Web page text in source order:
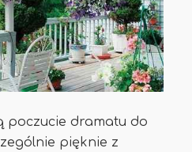
poczucie dramatu do
pięknie z